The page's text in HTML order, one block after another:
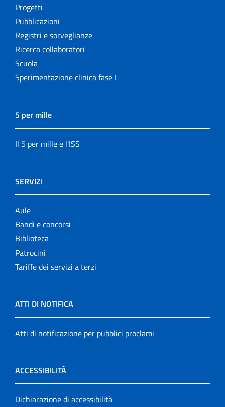
Progetti
Pubblicazioni
Registri e sorveglianze
Ricerca collaboratori
Scuola
Sperimentazione clinica fase I
5 per mille
Il 5 per mille e l'ISS
SERVIZI
Aule
Bandi e concorsi
Biblioteca
Patrocini
Tariffe dei servizi a terzi
ATTI DI NOTIFICA
Atti di notificazione per pubblici proclami
ACCESSIBILITÀ
Dichiarazione di accessibilità